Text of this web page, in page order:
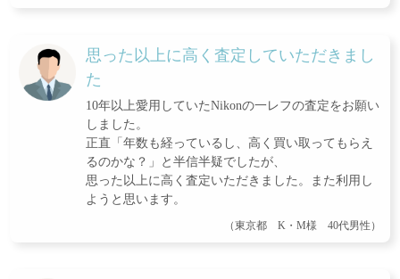
思った以上に高く査定していただきまし
た
10年以上愛用していたNikonの一レフの査定をお願い
しました。
正直「年数も経っているし、高く買い取ってもらえ
るのかな？」と半信半疑でしたが、
思った以上に高く査定いただきました。また利用し
ようと思います。
（東京都 K・M様 40代男性）